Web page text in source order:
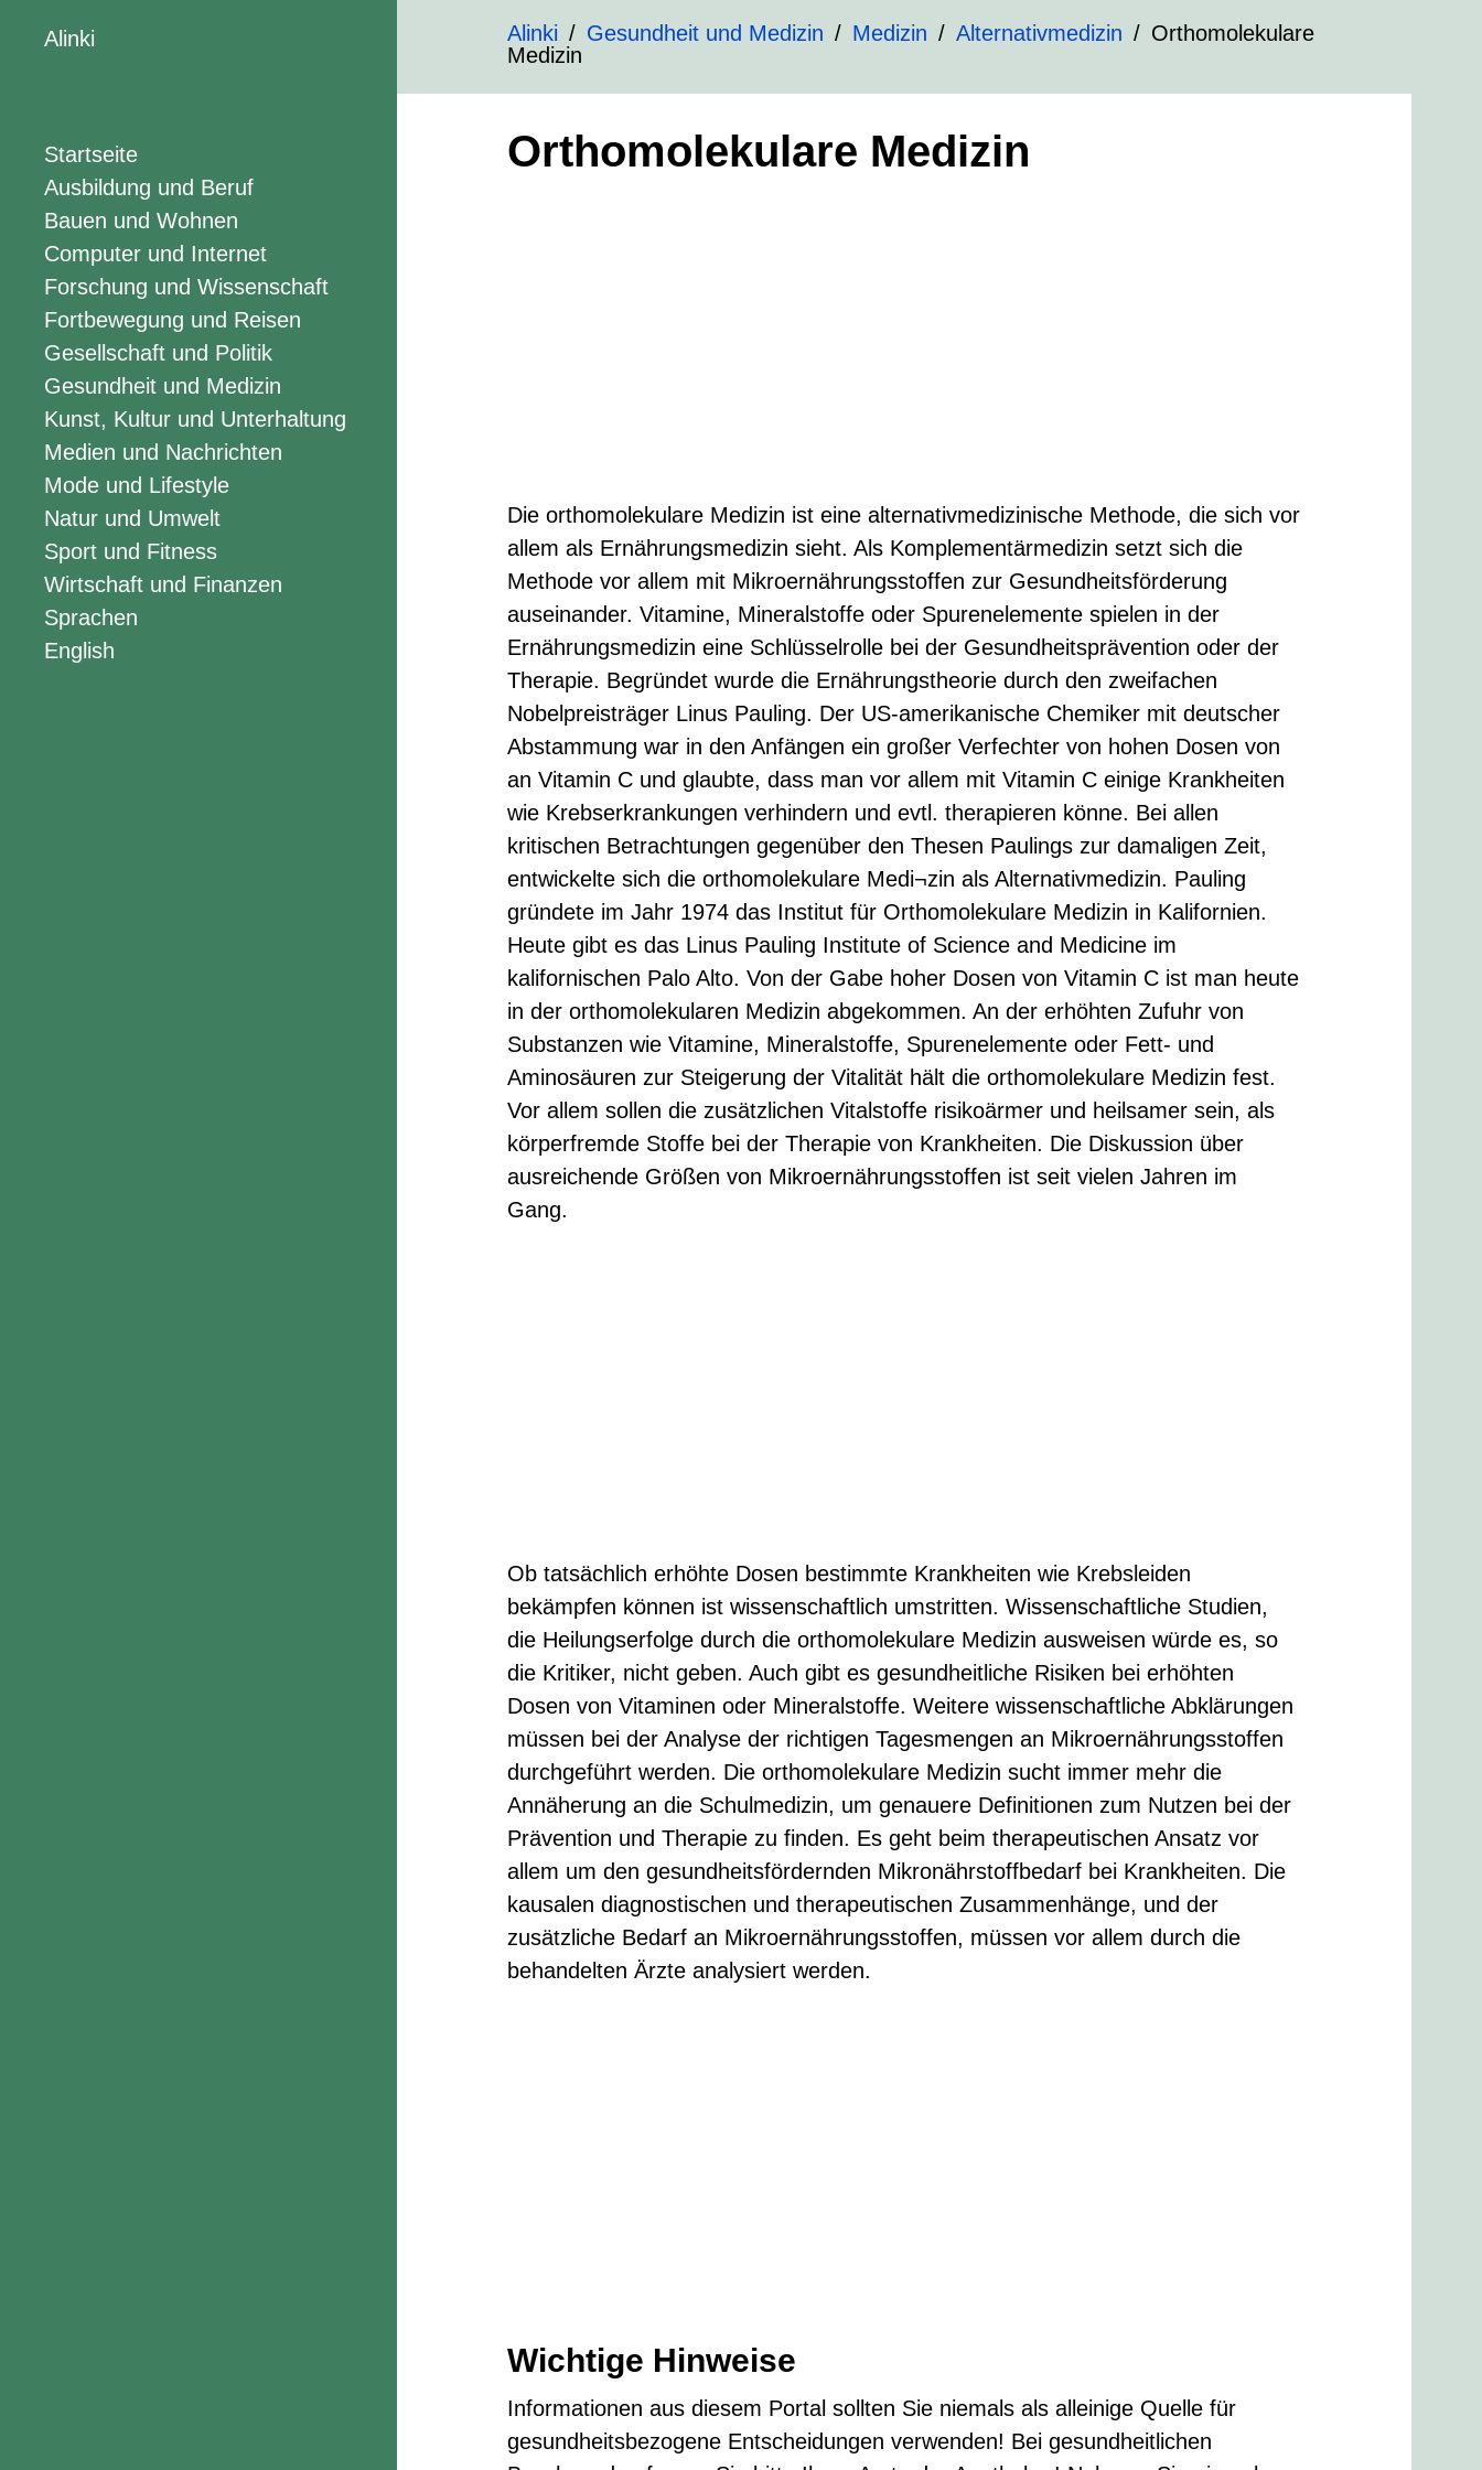
Alinki Alinki Gesundheit und Medizin Medizin Alternativmedizin
Orthomolekulare
Medizin
Startseite
Ausbildung und Beruf
Bauen und Wohnen
Computer und Internet
Forschung und Wissenschaft
Fortbewegung und Reisen
Gesellschaft und Politik
Gesundheit und Medizin
Kunst, Kultur und Unterhaltung
Medien und Nachrichten
Mode und Lifestyle
Natur und Umwelt
Sport und Fitness
Wirtschaft und Finanzen
Sprachen
English
Orthomolekulare Medizin
Die orthomolekulare Medizin ist eine alternativmedizinische Methode, die sich vor
allem als Ernährungsmedizin sieht. Als Komplementärmedizin setzt sich die
Methode vor allem mit Mikroernährungsstoffen zur Gesundheitsförderung
auseinander. Vitamine, Mineralstoffe oder Spurenelemente spielen in der
Ernährungsmedizin eine Schlüsselrolle bei der Gesundheitsprävention oder der
Therapie. Begründet wurde die Ernährungstheorie durch den zweifachen
Nobelpreisträger Linus Pauling. Der US-amerikanische Chemiker mit deutscher
Abstammung war in den Anfängen ein großer Verfechter von hohen Dosen von
an Vitamin C und glaubte, dass man vor allem mit Vitamin C einige Krankheiten
wie Krebserkrankungen verhindern und evtl. therapieren könne. Bei allen
kritischen Betrachtungen gegenüber den Thesen Paulings zur damaligen Zeit,
entwickelte sich die orthomolekulare Medi¬zin als Alternativmedizin. Pauling
gründete im Jahr 1974 das Institut für Orthomolekulare Medizin in Kalifornien.
Heute gibt es das Linus Pauling Institute of Science and Medicine im
kalifornischen Palo Alto. Von der Gabe hoher Dosen von Vitamin C ist man heute
in der orthomolekularen Medizin abgekommen. An der erhöhten Zufuhr von
Substanzen wie Vitamine, Mineralstoffe, Spurenelemente oder Fett- und
Aminosäuren zur Steigerung der Vitalität hält die orthomolekulare Medizin fest.
Vor allem sollen die zusätzlichen Vitalstoffe risikoärmer und heilsamer sein, als
körperfremde Stoffe bei der Therapie von Krankheiten. Die Diskussion über
ausreichende Größen von Mikroernährungsstoffen ist seit vielen Jahren im
Gang.
Ob tatsächlich erhöhte Dosen bestimmte Krankheiten wie Krebsleiden
bekämpfen können ist wissenschaftlich umstritten. Wissenschaftliche Studien,
die Heilungserfolge durch die orthomolekulare Medizin ausweisen würde es, so
die Kritiker, nicht geben. Auch gibt es gesundheitliche Risiken bei erhöhten
Dosen von Vitaminen oder Mineralstoffe. Weitere wissenschaftliche Abklärungen
müssen bei der Analyse der richtigen Tagesmengen an Mikroernährungsstoffen
durchgeführt werden. Die orthomolekulare Medizin sucht immer mehr die
Annäherung an die Schulmedizin, um genauere Definitionen zum Nutzen bei der
Prävention und Therapie zu finden. Es geht beim therapeutischen Ansatz vor
allem um den gesundheitsfördernden Mikronährstoffbedarf bei Krankheiten. Die
kausalen diagnostischen und therapeutischen Zusammenhänge, und der
zusätzliche Bedarf an Mikroernährungsstoffen, müssen vor allem durch die
behandelten Ärzte analysiert werden.
Wichtige Hinweise
Informationen aus diesem Portal sollten Sie niemals als alleinige Quelle für
gesundheitsbezogene Entscheidungen verwenden! Bei gesundheitlichen